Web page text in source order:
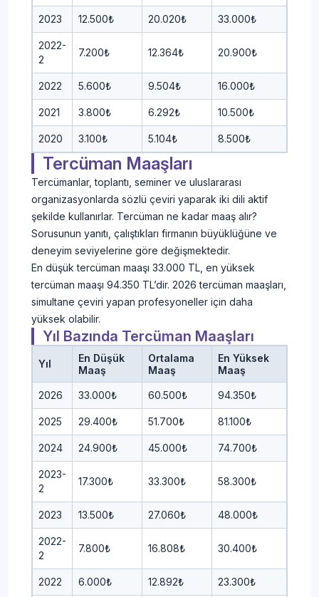
2023 12.500₺ 20.020₺ 33.000₺
2022-
2
7.200₺ 12.364₺ 20.900₺
2022 5.600₺ 9.504₺ 16.000₺
2021 3.800₺ 6.292₺ 10.500₺
2020 3.100₺ 5.104₺ 8.500₺
Tercüman Maaşları
Tercümanlar, toplantı, seminer ve uluslararası
organizasyonlarda sözlü çeviri yaparak iki dili aktif
şekilde kullanırlar. Tercüman ne kadar maaş alır?
Sorusunun yanıtı, çalıştıkları firmanın büyüklüğüne ve
deneyim seviyelerine göre değişmektedir.
En düşük tercüman maaşı 33.000 TL, en yüksek
tercüman maaşı 94.350 TL’dir. 2026 tercüman maaşları,
simultane çeviri yapan profesyoneller için daha
yüksek olabilir.
Yıl Bazında Tercüman Maaşları
Yıl
En Düşük
Maaş
Ortalama
Maaş
En Yüksek
Maaş
2026 33.000₺ 60.500₺ 94.350₺
2025 29.400₺ 51.700₺ 81.100₺
2024 24.900₺ 45.000₺ 74.700₺
2023-
2
17.300₺ 33.300₺ 58.300₺
2023 13.500₺ 27.060₺ 48.000₺
2022-
2
7.800₺ 16.808₺ 30.400₺
2022 6.000₺ 12.892₺ 23.300₺